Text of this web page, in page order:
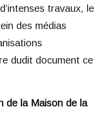
travaux, le
des médias
dudit document ce
de la Maison de la